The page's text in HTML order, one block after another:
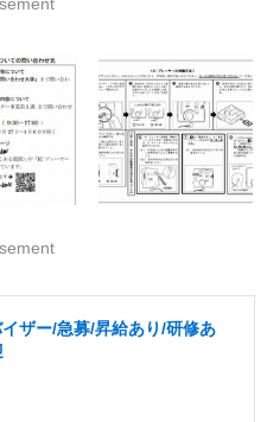
ザー/急募/昇給あり/研修あ